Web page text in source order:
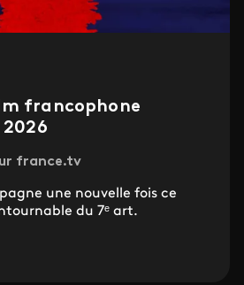
francophone
france.tv
une nouvelle fois ce
du 7ᵉ art.